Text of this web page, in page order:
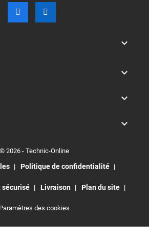




© 2026 - Technic-Online
Politique de confidentialité
sécurisé Livraison Plan du site
Paramètres des cookies